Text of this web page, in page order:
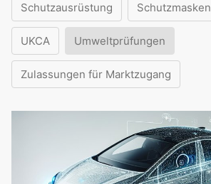
Schutzausrüstung Schutzmasken
UKCA Umweltprüfungen
Zulassungen für Marktzugang